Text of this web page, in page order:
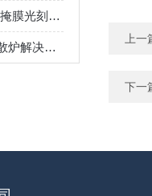
华兆科技丨MA6 Gen4有掩膜光刻系统解决方案
华兆科技丨CL4514型扩散炉解决方案
上一
下一